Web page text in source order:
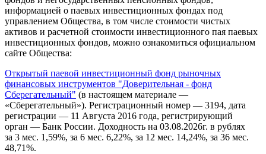
информацией о паевых инвестиционных фондах под
управлением Общества, в том числе стоимости чистых
активов и расчетной стоимости инвестиционного пая паевых
инвестиционных фондов, можно ознакомиться официальном
сайте Общества:
Открытый паевой инвестиционный фонд рыночных
финансовых инструментов "Доверительная - фонд
Сберегательный" (в настоящем материале —
«Сберегательный»). Регистрационный номер — 3194, дата
регистрации — 11 Августа 2016 года, регистрирующий
орган — Банк России. Доходность на 03.08.2026г. в рублях
за 3 мес. 1,59%, за 6 мес. 6,22%, за 12 мес. 14,24%, за 36 мес.
48,71%.